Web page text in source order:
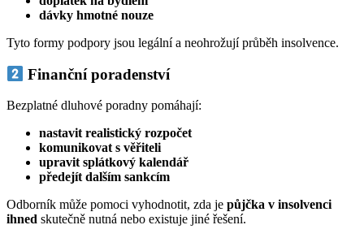
dávky hmotné nouze
Tyto formy podpory jsou legální a neohrožují průběh insolvence.
Finanční poradenství
Bezplatné dluhové poradny pomáhají:
nastavit realistický rozpočet
komunikovat s věřiteli
upravit splátkový kalendář
předejít dalším sankcím
Odborník může pomoci vyhodnotit, zda je půjčka v insolvenci
ihned skutečně nutná nebo existuje jiné řešení.